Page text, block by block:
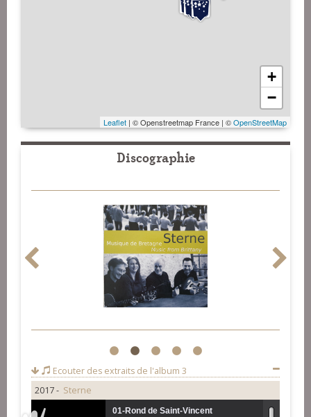
+
−
Leaflet | © Openstreetmap France | ©OpenStreetMap
Discographie
1 2 3 4 5
Ecouter des extraits de l'album 3
2017 - Sterne
01-Rond de Saint-Vincent